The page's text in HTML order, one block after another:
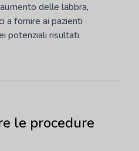
delle labbra,
a fornire ai pazienti
potenziali risultati.
le procedure